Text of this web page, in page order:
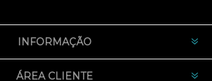
INFORMAÇÃO
ÁREA CLIENTE